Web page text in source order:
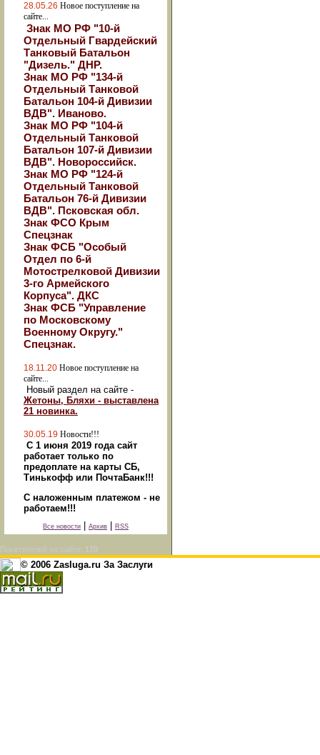
28.05.26 Новое поступление на
сайте...
Знак МО РФ "10-й
Отдельный Гвардейский
Танковый Батальон
"Дизель." ДНР.
Знак МО РФ "134-й
Отдельный Танковой
Батальон 104-й Дивизии
ВДВ". Иваново.
Знак МО РФ "104-й
Отдельный Танковой
Батальон 107-й Дивизии
ВДВ". Новороссийск.
Знак МО РФ "124-й
Отдельный Танковой
Батальон 76-й Дивизии
ВДВ". Псковская обл.
Знак ФСО Крым
Спецзнак
Знак ФСБ "Особый
Отдел по 6-й
Мотострелковой Дивизии
3-го Армейского
Корпуса". ДКС
Знак ФСБ "Управление
по Московскому
Военному Округу."
Спецзнак.
18.11.20 Новое поступление на
сайте...
Новый раздел на сайте -
Жетоны, Бляхи - выставлена
21 новинка.
30.05.19 Новости!!!
С 1 июня 2019 года сайт
работает только по
предоплате на карты СБ,
Тинькофф или ПочтаБанк!!!
С наложенным платежом - не
работаем!!!
Все новости Архив RSS
Посетителей на сайте: 170
© 2006 Zasluga.ru За Заслуги